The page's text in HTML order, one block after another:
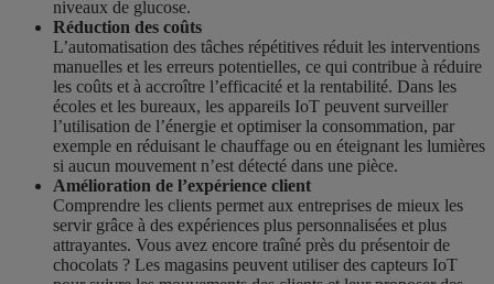
niveaux de glucose.
Réduction des coûts
L’automatisation des tâches répétitives réduit les interventions
manuelles et les erreurs potentielles, ce qui contribue à réduire
les coûts et à accroître l’efficacité et la rentabilité. Dans les
écoles et les bureaux, les appareils IoT peuvent surveiller
l’utilisation de l’énergie et optimiser la consommation, par
exemple en réduisant le chauffage ou en éteignant les lumières
si aucun mouvement n’est détecté dans une pièce.
Amélioration de l’expérience client
Comprendre les clients permet aux entreprises de mieux les
servir grâce à des expériences plus personnalisées et plus
attrayantes. Vous avez encore traîné près du présentoir de
chocolats ? Les magasins peuvent utiliser des capteurs IoT